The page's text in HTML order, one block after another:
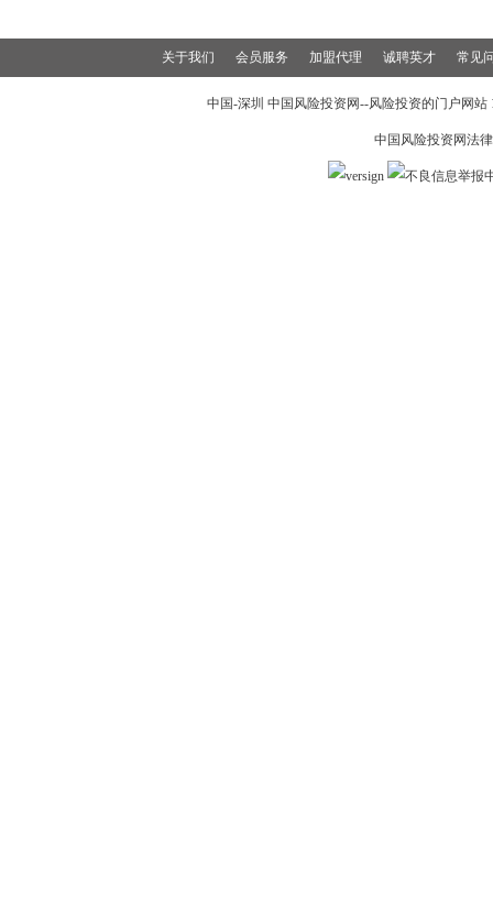
关于我们 会员服务 加盟代理 诚聘英才 常见
中国-深圳 中国风险投资网--风险投资的门户网
中国风险投资网法